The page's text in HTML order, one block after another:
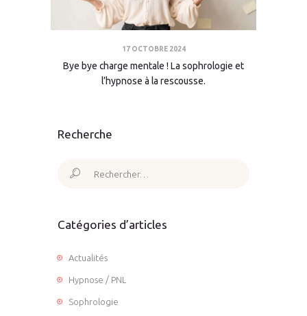
17 OCTOBRE 2024
Bye bye charge mentale ! La sophrologie et
l’hypnose à la rescousse.
Recherche
Rechercher :
Catégories d’articles
Actualités
Hypnose / PNL
Sophrologie